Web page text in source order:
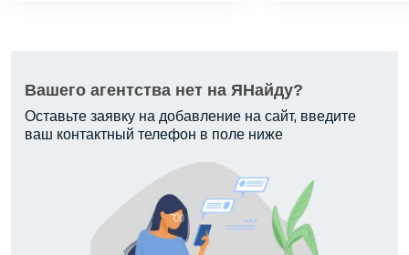
Вашего агентства нет на ЯНайду?
Оставьте заявку на добавление на сайт, введите
ваш контактный телефон в поле ниже